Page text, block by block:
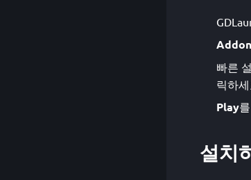
빠른
릭하
Play
설치